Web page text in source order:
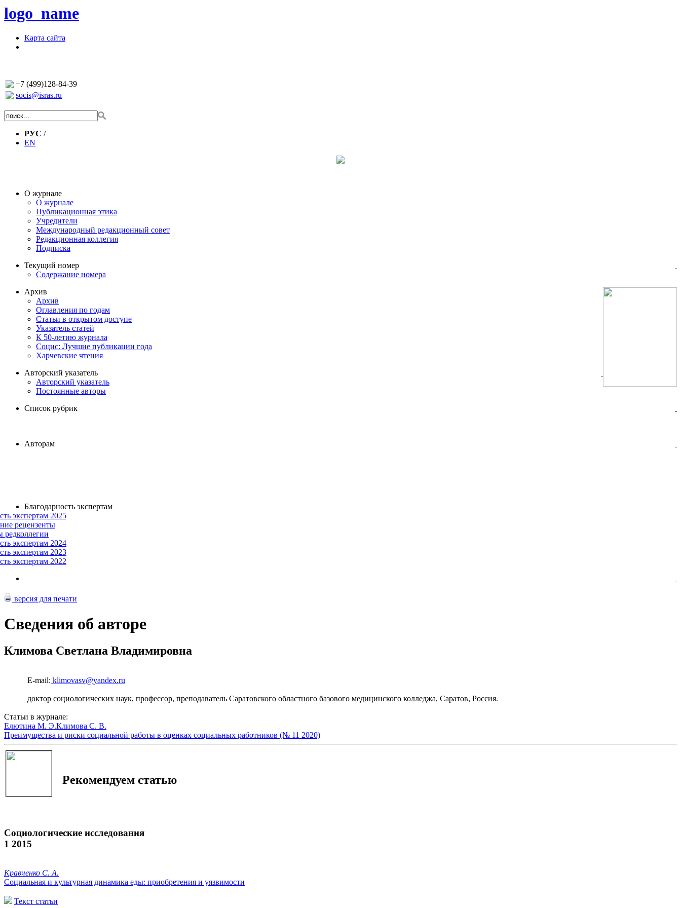
logo_name
Карта сайта
+7 (499)128-84-39
socis@isras.ru
РУС /
EN
О журнале
О журнале
Публикационная этика
Учредители
Международный редакционный совет
Редакционная коллегия
Подписка
Текущий номер
Содержание номера
Архив
Архив
Оглавления по годам
Статьи в открытом доступе
Указатель статей
К 50-летию журнала
Социс: Лучшие публикации года
Харчевские чтения
Авторский указатель
Авторский указатель
Постоянные авторы
Список рубрик
Авторам
Благодарность экспертам
экспертам 2025
рецензенты
редколлегии
экспертам 2024
экспертам 2023
экспертам 2022
версия для печати
Сведения об авторе
Климова Светлана Владимировна
E-mail: klimovasv@yandex.ru
доктор социологических наук, профессор, преподаватель Саратовского областного базового медицинского колледжа, Саратов, Россия.
Статьи в журнале:
Елютина М. Э.Климова С. В.
Преимущества и риски социальной работы в оценках социальных работников (№ 11 2020)
Рекомендуем статью
Социологические исследования
1 2015
Кравченко С. А.
Социальная и культурная динамика еды: приобретения и уязвимости
Текст статьи